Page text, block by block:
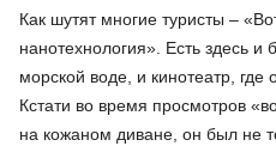
Как шутят многие туристы –
нанотехнология». Есть здесь и
морской воде, и кинотеатр,
Кстати во время просмотров
на кожаном диване, он был не